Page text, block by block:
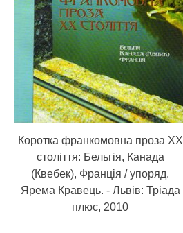
Коротка франкомовна проза ХХ
століття: Бельгія, Канада
(Квебек), Франція / упоряд.
Ярема Кравець. - Львів: Тріада
плюс, 2010